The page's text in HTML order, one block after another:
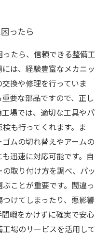
ったら
たら、信頼できる整備工
は、経験豊富なメカニッ
換や修理を行っていま
要な部品ですので、正し
場では、適切な工具やパ
も行ってくれます。ま
ムの切れ替えやアームの
迅速に対応可能です。自
取り付け方を調べ、パッ
ことが重要です。間違っ
けてしまったり、悪影響
暇をかけずに確実で安心
場のサービスを活用して